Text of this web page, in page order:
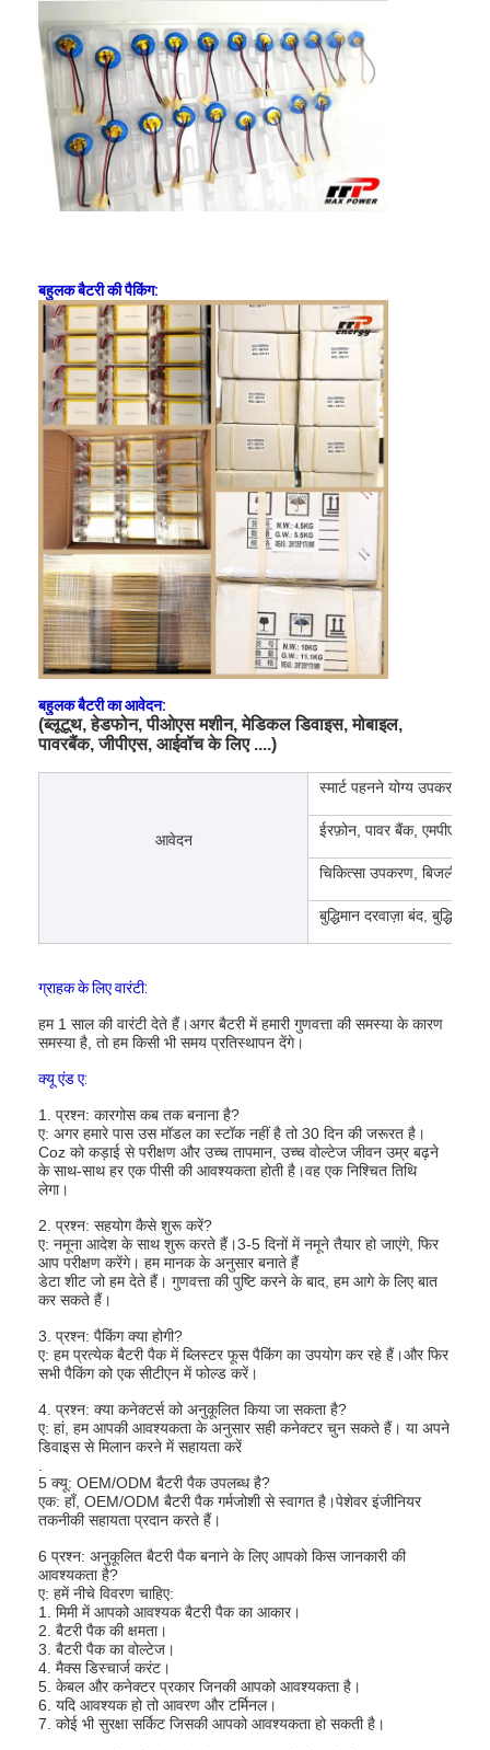
कारखाना भ्रमण
गुणवत्ता नियंत्रण
संपर्क करें
समाचार
अब बात करो
लिथियम LiFePO4 बैटरी
लिथियम आयन रिचार्जेबल बैटरी
लिथियम पॉलिमर बैटरी
ऊर्जा भंडारण बैटरी
एच बैटरी
एनआईसीडी रिचार्जेबल बैटरी
एलसीडी बैटरी चार्जर
निम बैटरी पैक
निक बैटरी पैक
लिथियम आयन बैटरी पैक
आपातकालीन प्रकाश बैटरी
प्राथमिक लिथियम बैटरी
हाइब्रिड कार बैटरी
बहुलक बैटरी की पैकिंग:
बहुलक बैटरी का आवेदन:
(ब्लूटूथ, हेडफोन, पीओएस मशीन, मेडिकल डिवाइस, मोबाइल,
पावरबैंक, जीपीएस, आईवॉच के लिए ....)
आवेदन
स्मार्ट पहनने योग्य उपकरण,
ईरफ़ोन, पावर बैंक, एमपीएस,
चिकित्सा उपकरण, बिजली के
बुद्धिमान दरवाज़ा बंद,
ग्राहक के लिए वारंटी:
हम 1 साल की वारंटी देते हैं।अगर बैटरी में हमारी गुणवत्ता की समस्या के कारण
समस्या है, तो हम किसी भी समय प्रतिस्थापन देंगे।
क्यू एंड ए:
1. प्रश्न: कारगोस कब तक बनाना है?
ए: अगर हमारे पास उस मॉडल का स्टॉक नहीं है तो 30 दिन की जरूरत है।
Coz को कड़ाई से परीक्षण और उच्च तापमान, उच्च वोल्टेज जीवन उम्र बढ़ने
के साथ-साथ हर एक पीसी की आवश्यकता होती है।वह एक निश्चित तिथि
लेगा।
2. प्रश्न: सहयोग कैसे शुरू करें?
ए: नमूना आदेश के साथ शुरू करते हैं।3-5 दिनों में नमूने तैयार हो जाएंगे, फिर
आप परीक्षण करेंगे। हम मानक के अनुसार बनाते हैं
डेटा शीट जो हम देते हैं। गुणवत्ता की पुष्टि करने के बाद, हम आगे के लिए बात
कर सकते हैं।
3. प्रश्न: पैकिंग क्या होगी?
ए: हम प्रत्येक बैटरी पैक में ब्लिस्टर फूस पैकिंग का उपयोग कर रहे हैं।और फिर
सभी पैकिंग को एक सीटीएन में फोल्ड करें।
4. प्रश्न: क्या कनेक्टर्स को अनुकूलित किया जा सकता है?
ए: हां, हम आपकी आवश्यकता के अनुसार सही कनेक्टर चुन सकते हैं। या अपने
डिवाइस से मिलान करने में सहायता करें
.
5 क्यू: OEM/ODM बैटरी पैक उपलब्ध है?
एक: हाँ, OEM/ODM बैटरी पैक गर्मजोशी से स्वागत है।पेशेवर इंजीनियर
तकनीकी सहायता प्रदान करते हैं।
6 प्रश्न: अनुकूलित बैटरी पैक बनाने के लिए आपको किस जानकारी की
आवश्यकता है?
ए: हमें नीचे विवरण चाहिए:
1. मिमी में आपको आवश्यक बैटरी पैक का आकार।
2. बैटरी पैक की क्षमता।
3. बैटरी पैक का वोल्टेज।
4. मैक्स डिस्चार्ज करंट।
5. केबल और कनेक्टर प्रकार जिनकी आपको आवश्यकता है।
6. यदि आवश्यक हो तो आवरण और टर्मिनल।
7. कोई भी सुरक्षा सर्किट जिसकी आपको आवश्यकता हो सकती है।